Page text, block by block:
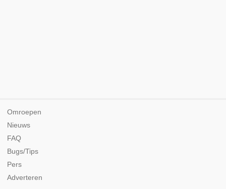
Omroepen
Nieuws
FAQ
Bugs/Tips
Pers
Adverteren